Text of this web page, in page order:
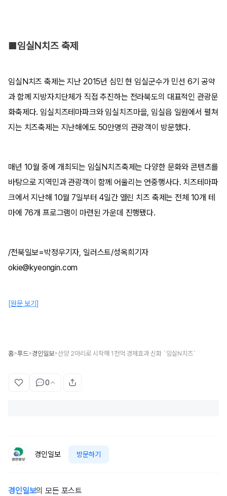
■임실N치즈 축제
임실N치즈 축제는 지난 2015년 심민 현 임실군수가 민선 6기 공약
과 함께 지방자치단체가 직접 추진하는 전라북도의 대표적인 관광문
화축제다. 임실치즈테마파크와 임실치즈마을, 임실읍 일원에서 펼쳐
지는 치즈축제는 지난해에도 50만명의 관광객이 방문했다.
매년 10월 중에 개최되는 임실N치즈축제는 다양한 문화와 콘텐츠를
바탕으로 지역민과 관광객이 함께 어울리는 연중행사다. 치즈테마파
크에서 지난해 10월 7일부터 4일간 열린 치즈 축제는 전체 10개 테
마에 76개 프로그램이 마련된 가운데 진행됐다.
/전북일보=박정우기자, 일러스트/성옥희기자
okie@kyeongin.com
[원문 보기]
홈>푸드>경인일보>산양 2마리로 시작해 1천억 경제효과 신화 `임실N치즈`
0
경인일보 방문하기
경인일보의 모든 포스트